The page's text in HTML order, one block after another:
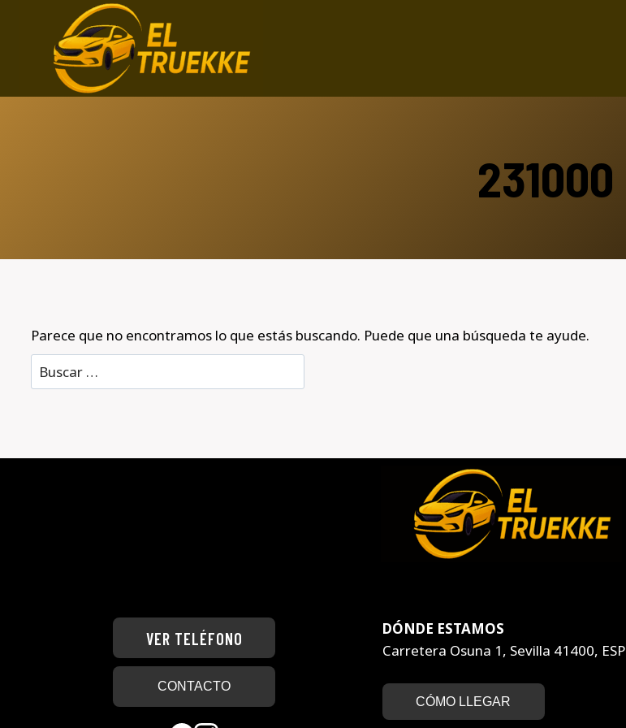
contenido
231000
Parece que no encontramos lo que estás buscando. Puede que una búsqueda te ayude.
Buscar:
VER TELÉFONO
CONTACTO
DÓNDE ESTAMOS
Carretera Osuna 1, Sevilla 41400, ESP
CÓMO LLEGAR